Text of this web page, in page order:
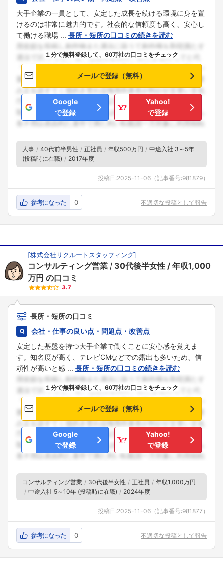
大手企業の一員として、安定した成長を続ける環境に身を置
けるのは非常に魅力的です。社会的な信頼度も高く、安心し
て働ける職場 ... 長所・短所の口コミの続きを読む
１分で無料登録して、60万社の口コミをチェック
メールで登録（無料）
Google
で登録
Yahoo!
で登録
人事 40代前半男性 正社員 年収500万円
中途入社 3～5年
(投稿時に在職)
2017年度
投稿日:2025-11-06 （記事番号:981879）
参考になった 0 不適切な投稿として報告
[株式会社リクルートスタッフィング]
コンサルティング営業 30代後半女性
年収1,000
万円 の口コミ
3.7
長所・短所の口コミ
会社・仕事の良い点・問題点・改善点
安定した基盤を持つ大手企業で働くことに安心感を覚えま
す。知名度が高く、テレビCMなどでの露出も多いため、信
頼性が高いと感 ... 長所・短所の口コミの続きを読む
１分で無料登録して、60万社の口コミをチェック
メールで登録（無料）
Google
で登録
Yahoo!
で登録
コンサルティング営業 30代後半女性 正社員
年収1,000万円
中途入社 5～10年 (投稿時に在職)
2024年度
投稿日:2025-11-06 （記事番号:981877 ）
参考になった 0 不適切な投稿として報告